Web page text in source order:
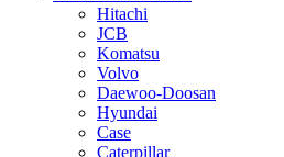
Hitachi
JCB
Komatsu
Volvo
Daewoo-Doosan
Hyundai
Case
Caterpillar